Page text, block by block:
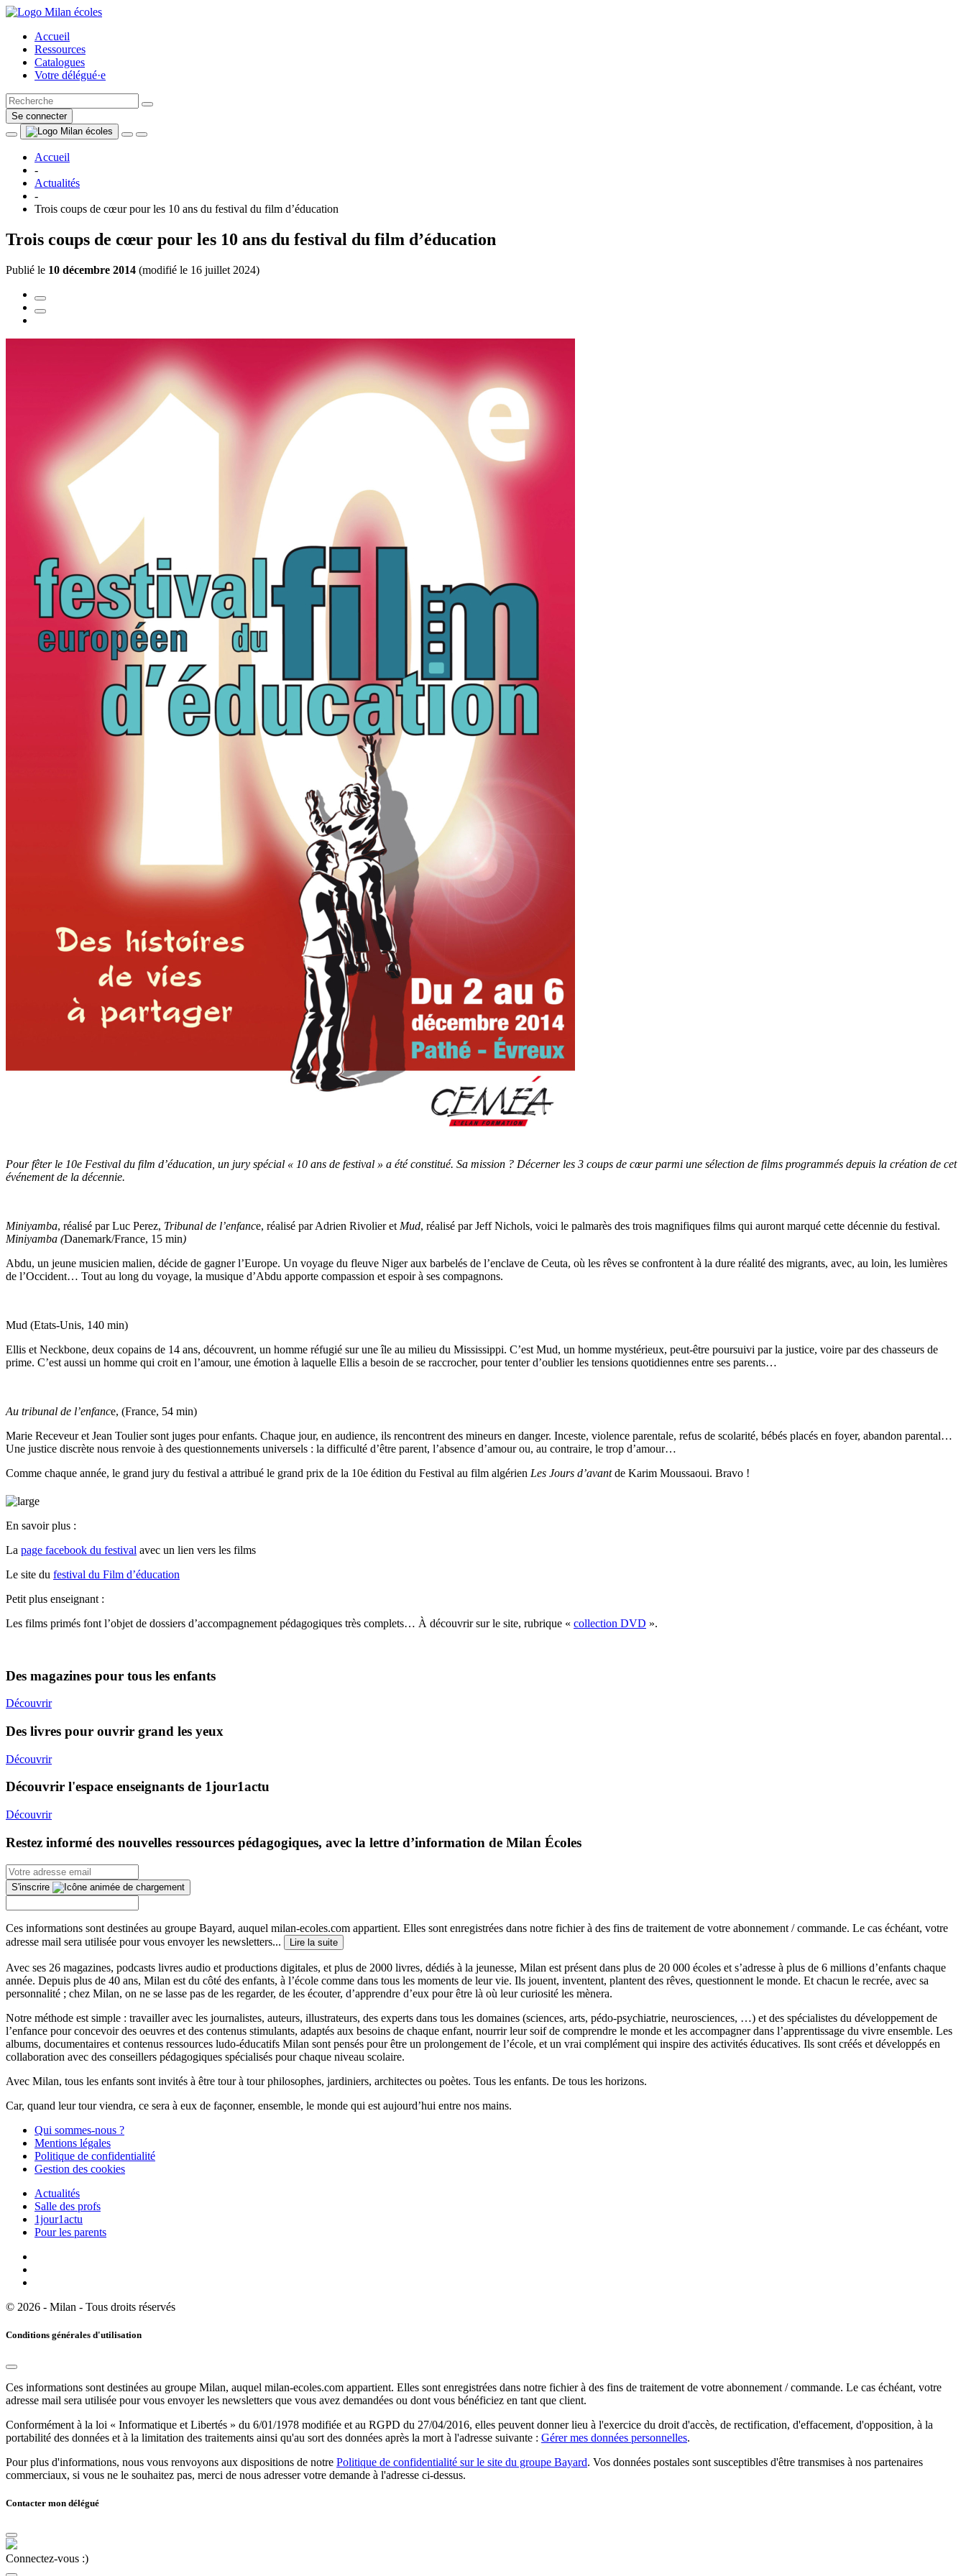
Accueil
Ressources
Catalogues
Votre délégué·e
Se connecter
Accueil
-
Actualités
-
Trois coups de cœur pour les 10 ans du festival du film d’éducation
Trois coups de cœur pour les 10 ans du festival du film d’éducation
Publié le 10 décembre 2014 (modifié le 16 juillet 2024)
Pour fêter le 10e Festival du film d’éducation, un jury spécial « 10 ans de festival » a été constitué. Sa mission ? Décerner les 3 coups de cœur parmi une sélection de films programmés depuis la création de cet
événement de la décennie.
Miniyamba, réalisé par Luc Perez, Tribunal de l’enfance, réalisé par Adrien Rivolier et Mud, réalisé par Jeff Nichols, voici le palmarès des trois magnifiques films qui auront marqué cette décennie du festival.
Miniyamba (Danemark/France, 15 min)
Abdu, un jeune musicien malien, décide de gagner l’Europe. Un voyage du fleuve Niger aux barbelés de l’enclave de Ceuta, où les rêves se confrontent à la dure réalité des migrants, avec, au loin, les lumières
de l’Occident… Tout au long du voyage, la musique d’Abdu apporte compassion et espoir à ses compagnons.
Mud (Etats-Unis, 140 min)
Ellis et Neckbone, deux copains de 14 ans, découvrent, un homme réfugié sur une île au milieu du Mississippi. C’est Mud, un homme mystérieux, peut-être poursuivi par la justice, voire par des chasseurs de
prime. C’est aussi un homme qui croit en l’amour, une émotion à laquelle Ellis a besoin de se raccrocher, pour tenter d’oublier les tensions quotidiennes entre ses parents…
Au tribunal de l’enfance, (France, 54 min)
Marie Receveur et Jean Toulier sont juges pour enfants. Chaque jour, en audience, ils rencontrent des mineurs en danger. Inceste, violence parentale, refus de scolarité, bébés placés en foyer, abandon parental…
Une justice discrète nous renvoie à des questionnements universels : la difficulté d’être parent, l’absence d’amour ou, au contraire, le trop d’amour…
Comme chaque année, le grand jury du festival a attribué le grand prix de la 10e édition du Festival au film algérien Les Jours d’avantde Karim Moussaoui. Bravo !
En savoir plus :
La page facebook du festival avec un lien vers les films
Le site du festival du Film d’éducation
Petit plus enseignant :
Les films primés font l’objet de dossiers d’accompagnement pédagogiques très complets… À découvrir sur le site, rubrique « collection DVD ».
Des magazines pour tous les enfants
Découvrir
Des livres pour ouvrir grand les yeux
Découvrir
Découvrir l'espace enseignants de 1jour1actu
Découvrir
Restez informé des nouvelles ressources pédagogiques, avec la lettre d’information de Milan Écoles
S'inscrire
Ces informations sont destinées au groupe Bayard, auquel milan-ecoles.com appartient. Elles sont enregistrées dans notre fichier à des fins de traitement de votre abonnement / commande. Le cas échéant, votre
adresse mail sera utilisée pour vous envoyer les newsletters...
Lire la suite
Avec ses 26 magazines, podcasts livres audio et productions digitales, et plus de 2000 livres, dédiés à la jeunesse, Milan est présent dans plus de 20 000 écoles et s’adresse à plus de 6 millions d’enfants chaque
année. Depuis plus de 40 ans, Milan est du côté des enfants, à l’école comme dans tous les moments de leur vie. Ils jouent, inventent, plantent des rêves, questionnent le monde. Et chacun le recrée, avec sa
personnalité ; chez Milan, on ne se lasse pas de les regarder, de les écouter, d’apprendre d’eux pour être là où leur curiosité les mènera.
Notre méthode est simple : travailler avec les journalistes, auteurs, illustrateurs, des experts dans tous les domaines (sciences, arts, pédo-psychiatrie, neurosciences, …) et des spécialistes du développement de
l’enfance pour concevoir des oeuvres et des contenus stimulants, adaptés aux besoins de chaque enfant, nourrir leur soif de comprendre le monde et les accompagner dans l’apprentissage du vivre ensemble. Les
albums, documentaires et contenus ressources ludo-éducatifs Milan sont pensés pour être un prolongement de l’école, et un vrai complément qui inspire des activités éducatives. Ils sont créés et développés en
collaboration avec des conseillers pédagogiques spécialisés pour chaque niveau scolaire.
Avec Milan, tous les enfants sont invités à être tour à tour philosophes, jardiniers, architectes ou poètes. Tous les enfants. De tous les horizons.
Car, quand leur tour viendra, ce sera à eux de façonner, ensemble, le monde qui est aujourd’hui entre nos mains.
Qui sommes-nous ?
Mentions légales
Politique de confidentialité
Gestion des cookies
Actualités
Salle des profs
1jour1actu
Pour les parents
© 2026 - Milan - Tous droits réservés
Conditions générales d'utilisation
Ces informations sont destinées au groupe Milan, auquel milan-ecoles.com appartient. Elles sont enregistrées dans notre fichier à des fins de traitement de votre abonnement / commande. Le cas échéant, votre
adresse mail sera utilisée pour vous envoyer les newsletters que vous avez demandées ou dont vous bénéficiez en tant que client.
Conformément à la loi « Informatique et Libertés » du 6/01/1978 modifiée et au RGPD du 27/04/2016, elles peuvent donner lieu à l'exercice du droit d'accès, de rectification, d'effacement, d'opposition, à la
portabilité des données et à la limitation des traitements ainsi qu'au sort des données après la mort à l'adresse suivante : Gérer mes données personnelles.
Pour plus d'informations, nous vous renvoyons aux dispositions de notre Politique de confidentialité sur le site du groupe Bayard. Vos données postales sont susceptibles d'être transmises à nos partenaires
commerciaux, si vous ne le souhaitez pas, merci de nous adresser votre demande à l'adresse ci-dessus.
Contacter mon délégué
Connectez-vous :)